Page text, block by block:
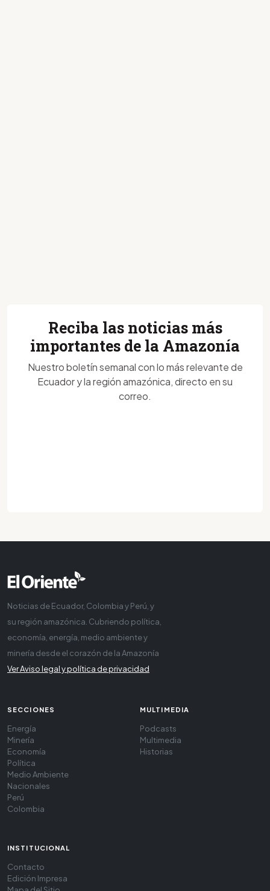
Reciba las noticias más
importantes de la Amazonía
Nuestro boletín semanal con lo más relevante de
Ecuador y la región amazónica, directo en su
correo.
Noticias de Ecuador, Colombia y Perú, y
su región amazónica. Cubriendo política,
economía, energía, medio ambiente y
minería desde el corazón de la Amazonía
Ver Aviso legal y política de privacidad
SECCIONES
Energía
Minería
Economía
Política
Medio Ambiente
Nacionales
Perú
Colombia
MULTIMEDIA
Podcasts
Multimedia
Historias
INSTITUCIONAL
Contacto
Edición Impresa